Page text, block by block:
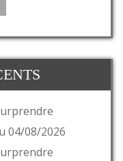
04/08/2026